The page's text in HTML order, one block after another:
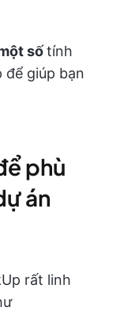
sốtính
để giúp bạn
phù
án
rất linh